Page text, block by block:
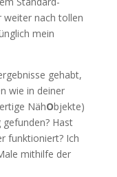
weiter nach tollen
mein
gehabt,
wie in deiner
NähObjekte)
Hast
funktioniert? Ich
mithilfe der